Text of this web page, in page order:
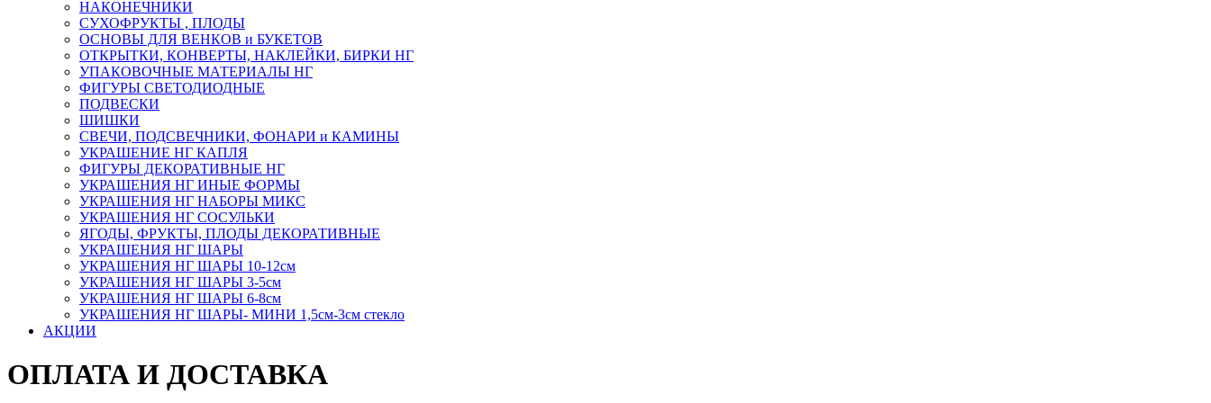
НАКОНЕЧНИКИ
СУХОФРУКТЫ , ПЛОДЫ
ОСНОВЫ ДЛЯ ВЕНКОВ и БУКЕТОВ
ОТКРЫТКИ, КОНВЕРТЫ, НАКЛЕЙКИ, БИРКИ НГ
УПАКОВОЧНЫЕ МАТЕРИАЛЫ НГ
ФИГУРЫ СВЕТОДИОДНЫЕ
ПОДВЕСКИ
ШИШКИ
СВЕЧИ, ПОДСВЕЧНИКИ, ФОНАРИ и КАМИНЫ
УКРАШЕНИЕ НГ КАПЛЯ
ФИГУРЫ ДЕКОРАТИВНЫЕ НГ
УКРАШЕНИЯ НГ ИНЫЕ ФОРМЫ
УКРАШЕНИЯ НГ НАБОРЫ МИКС
УКРАШЕНИЯ НГ СОСУЛЬКИ
ЯГОДЫ, ФРУКТЫ, ПЛОДЫ ДЕКОРАТИВНЫЕ
УКРАШЕНИЯ НГ ШАРЫ
УКРАШЕНИЯ НГ ШАРЫ 10-12см
УКРАШЕНИЯ НГ ШАРЫ 3-5см
УКРАШЕНИЯ НГ ШАРЫ 6-8см
УКРАШЕНИЯ НГ ШАРЫ- МИНИ 1,5см-3см стекло
АКЦИИ
ОПЛАТА И ДОСТАВКА